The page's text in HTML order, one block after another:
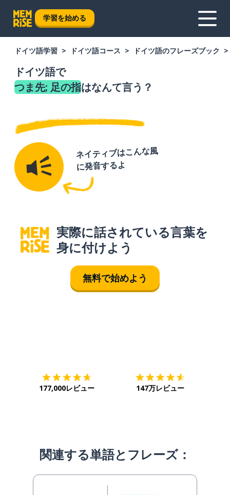
学習を始める
ドイツ語学習 ドイツ語コース ドイツ語のフレーズブック
ドイツ語で
つま先; 足の指はなんて言う？
ネイティブはこんな風
に発音するよ
実際に話されている言葉を
身に付けよう
無料で始めよう
177,000レビュー 147万レビュー
関連する単語とフレーズ：